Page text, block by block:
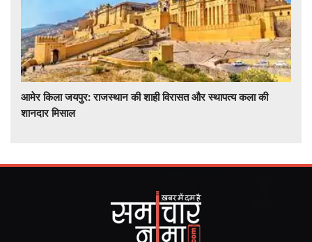
आमेर किला जयपुर: राजस्थान की शाही विरासत और स्थापत्य कला की
शानदार मिसाल